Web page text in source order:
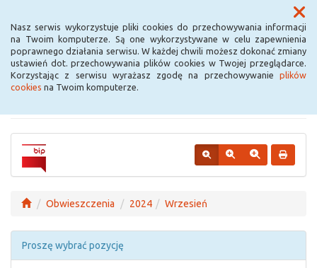
Nasz serwis wykorzystuje pliki cookies do przechowywania informacji
na Twoim komputerze. Są one wykorzystywane w celu zapewnienia
poprawnego działania serwisu. W każdej chwili możesz dokonać zmiany
ustawień dot. przechowywania plików cookies w Twojej przeglądarce.
Korzystając z serwisu wyrażasz zgodę na przechowywanie plików
cookies na Twoim komputerze.
Menu
Urząd Miejski w
Krośniewicach
Obwieszczenia 2024 Wrzesień
Proszę wybrać pozycję